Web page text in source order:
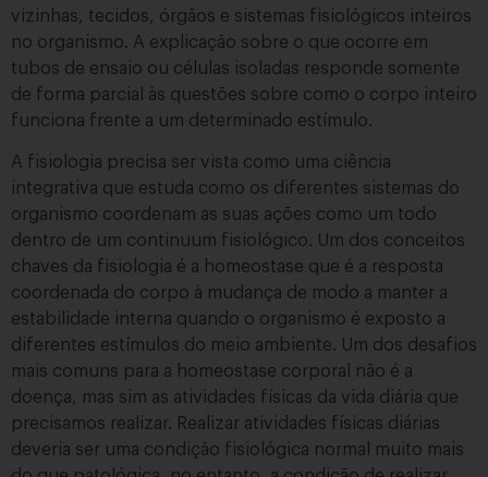
vizinhas, tecidos, órgãos e sistemas fisiológicos inteiros
no organismo. A explicação sobre o que ocorre em
tubos de ensaio ou células isoladas responde somente
de forma parcial às questões sobre como o corpo inteiro
funciona frente a um determinado estímulo.
A fisiologia precisa ser vista como uma ciência
integrativa que estuda como os diferentes sistemas do
organismo coordenam as suas ações como um todo
dentro de um continuum fisiológico. Um dos conceitos
chaves da fisiologia é a homeostase que é a resposta
coordenada do corpo à mudança de modo a manter a
estabilidade interna quando o organismo é exposto a
diferentes estímulos do meio ambiente. Um dos desafios
mais comuns para a homeostase corporal não é a
doença, mas sim as atividades físicas da vida diária que
precisamos realizar. Realizar atividades físicas diárias
deveria ser uma condição fisiológica normal muito mais